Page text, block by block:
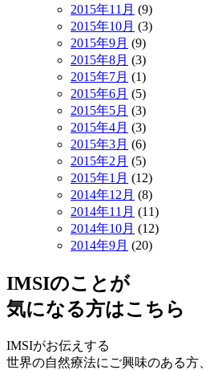
2015年11月 (9)
2015年10月 (3)
2015年9月 (9)
2015年8月 (3)
2015年7月 (1)
2015年6月 (5)
2015年5月 (3)
2015年4月 (3)
2015年3月 (6)
2015年2月 (5)
2015年1月 (12)
2014年12月 (8)
2014年11月 (11)
2014年10月 (12)
2014年9月 (20)
IMSIのことが
気になる方はこちら
IMSIがお伝えする
世界の自然療法にご興味のある方、